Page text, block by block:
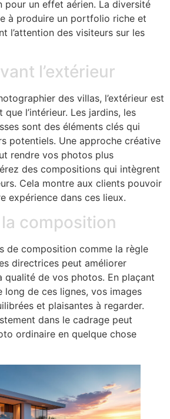
pour un effet aérien. La diversité
à produire un portfolio riche et
l’attention des visiteurs sur les
l’extérieur
des villas, l’extérieur est
l’intérieur. Les jardins, les
sont des éléments clés qui
potentiels. Une approche créative
rendre vos photos plus
des compositions qui intègrent
Cela montre aux clients pouvoir
expérience dans ces lieux.
composition
de composition comme la règle
directrices peut améliorer
qualité de vos photos. En plaçant
long de ces lignes, vos images
et plaisantes à regarder.
dans le cadrage peut
ordinaire en quelque chose